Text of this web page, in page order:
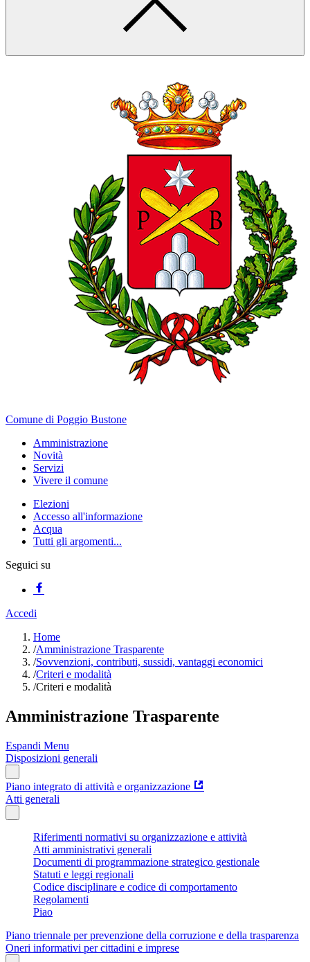
Comune di Poggio Bustone
Amministrazione
Novità
Servizi
Vivere il comune
Elezioni
Accesso all'informazione
Acqua
Tutti gli argomenti...
Seguici su
Accedi
Home
/Amministrazione Trasparente
/Sovvenzioni, contributi, sussidi, vantaggi economici
/Criteri e modalità
/Criteri e modalità
Amministrazione Trasparente
Espandi Menu
Disposizioni generali
Piano integrato di attività e organizzazione
Atti generali
Riferimenti normativi su organizzazione e attività
Atti amministrativi generali
Documenti di programmazione strategico gestionale
Statuti e leggi regionali
Codice disciplinare e codice di comportamento
Regolamenti
Piao
Piano triennale per prevenzione della corruzione e della trasparenza
Oneri informativi per cittadini e imprese